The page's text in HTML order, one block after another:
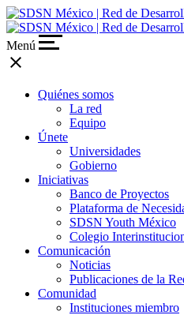
Menú
close
Quiénes somos
La red
Equipo
Únete
Universidades
Gobierno
Iniciativas
Banco de Proyectos
Plataforma de
SDSN Youth México
Colegio
Comunicación
Noticias
Publicaciones de la
Comunidad
Instituciones miembro